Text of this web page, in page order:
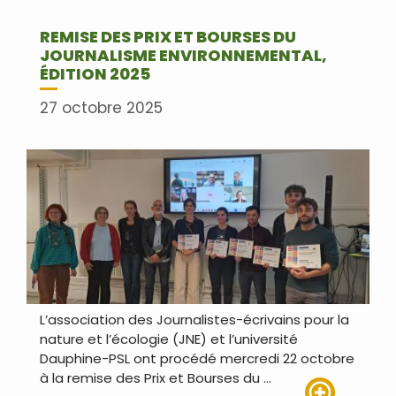
REMISE DES PRIX ET BOURSES DU
JOURNALISME ENVIRONNEMENTAL,
ÉDITION 2025
27 octobre 2025
L’association des Journalistes-écrivains pour la
nature et l’écologie (JNE) et l’université
Dauphine-PSL ont procédé mercredi 22 octobre
à la remise des Prix et Bourses du …